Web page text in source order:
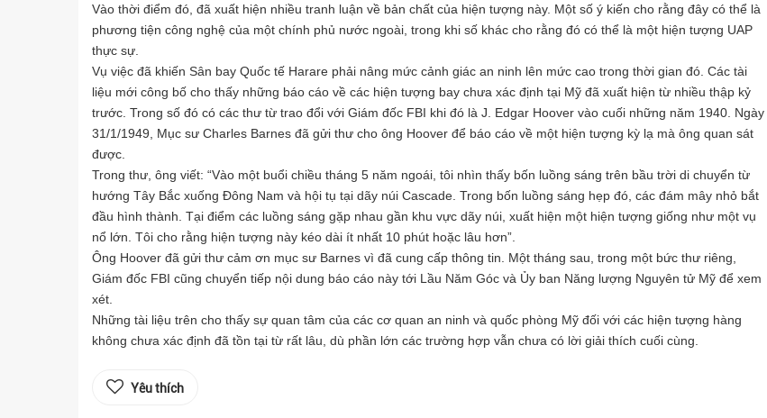
Vào thời điểm đó, đã xuất hiện nhiều tranh luận về bản chất của hiện tượng này. Một số ý kiến cho rằng đây có thể là
phương tiện công nghệ của một chính phủ nước ngoài, trong khi số khác cho rằng đó có thể là một hiện tượng UAP
thực sự.
Vụ việc đã khiến Sân bay Quốc tế Harare phải nâng mức cảnh giác an ninh lên mức cao trong thời gian đó. Các tài
liệu mới công bố cho thấy những báo cáo về các hiện tượng bay chưa xác định tại Mỹ đã xuất hiện từ nhiều thập kỷ
trước. Trong số đó có các thư từ trao đổi với Giám đốc FBI khi đó là J. Edgar Hoover vào cuối những năm 1940. Ngày
31/1/1949, Mục sư Charles Barnes đã gửi thư cho ông Hoover để báo cáo về một hiện tượng kỳ lạ mà ông quan sát
được.
Trong thư, ông viết: “Vào một buổi chiều tháng 5 năm ngoái, tôi nhìn thấy bốn luồng sáng trên bầu trời di chuyển từ
hướng Tây Bắc xuống Đông Nam và hội tụ tại dãy núi Cascade. Trong bốn luồng sáng hẹp đó, các đám mây nhỏ bắt
đầu hình thành. Tại điểm các luồng sáng gặp nhau gần khu vực dãy núi, xuất hiện một hiện tượng giống như một vụ
nổ lớn. Tôi cho rằng hiện tượng này kéo dài ít nhất 10 phút hoặc lâu hơn”.
Ông Hoover đã gửi thư cảm ơn mục sư Barnes vì đã cung cấp thông tin. Một tháng sau, trong một bức thư riêng,
Giám đốc FBI cũng chuyển tiếp nội dung báo cáo này tới Lầu Năm Góc và Ủy ban Năng lượng Nguyên tử Mỹ để xem
xét.
Những tài liệu trên cho thấy sự quan tâm của các cơ quan an ninh và quốc phòng Mỹ đối với các hiện tượng hàng
không chưa xác định đã tồn tại từ rất lâu, dù phần lớn các trường hợp vẫn chưa có lời giải thích cuối cùng.
Yêu thích